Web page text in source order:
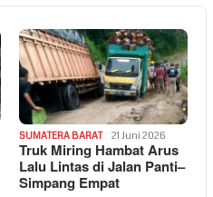
SUMATERA BARAT 21 Juni 2026
Truk Miring Hambat Arus
Lalu Lintas di Jalan Panti–
Simpang Empat